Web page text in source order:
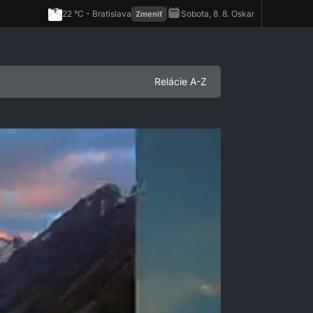
Relácie A-Z